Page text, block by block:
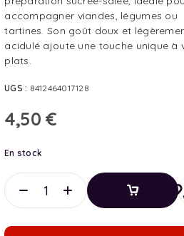
accompagner viandes, légumes ou
tartines. Son goût doux et
acidulé ajoute une touche unique à
plats.
UGS : 8412464017128
4,50 €
En stock